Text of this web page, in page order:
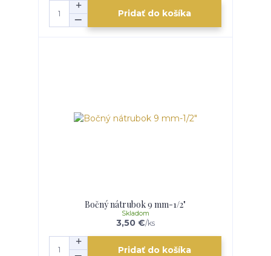
Pridať do košíka
Bočný nátrubok 9 mm-1/2"
3,50 €/ks
Skladom
Pridať do košíka